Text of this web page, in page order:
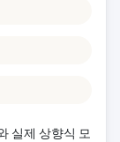
실제 상향식 모